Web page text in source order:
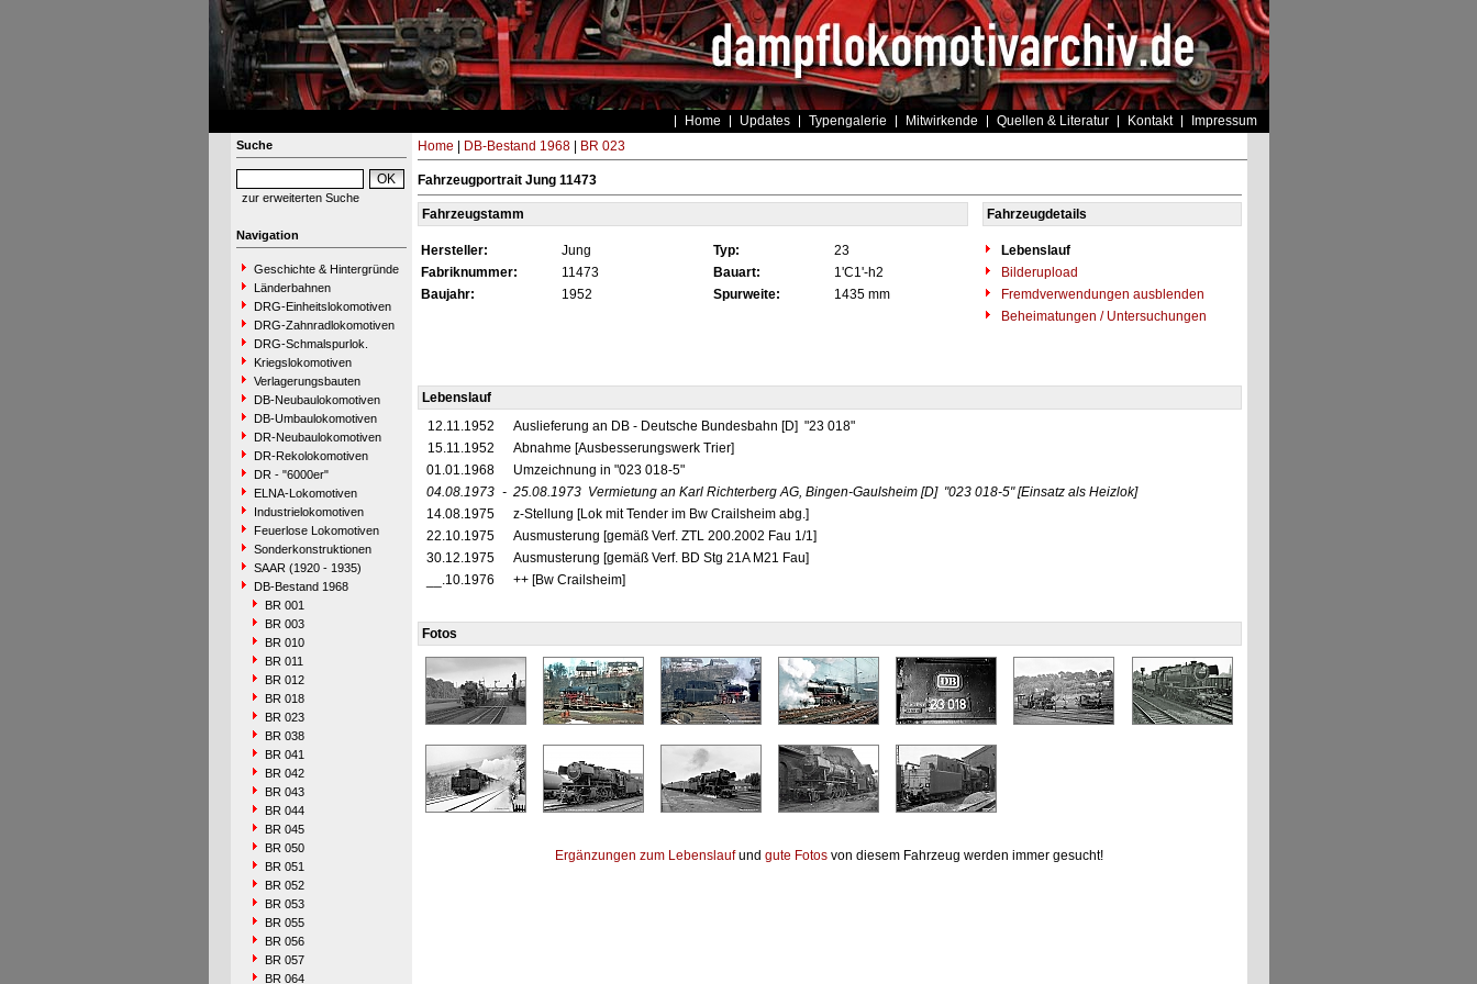
Home Updates Typengalerie Mitwirkende Quellen & Literatur Kontakt Impressum
Suche
zur erweiterten Suche
Navigation
Geschichte & Hintergründe
Länderbahnen
DRG-Einheitslokomotiven
DRG-Zahnradlokomotiven
DRG-Schmalspurlok.
Kriegslokomotiven
Verlagerungsbauten
DB-Neubaulokomotiven
DB-Umbaulokomotiven
DR-Neubaulokomotiven
DR-Rekolokomotiven
DR - "6000er"
ELNA-Lokomotiven
Industrielokomotiven
Feuerlose Lokomotiven
Sonderkonstruktionen
SAAR (1920 - 1935)
DB-Bestand 1968
BR 001
BR 003
BR 010
BR 011
BR 012
BR 018
BR 023
BR 038
BR 041
BR 042
BR 043
BR 044
BR 045
BR 050
BR 051
BR 052
BR 053
BR 055
BR 056
BR 057
BR 064
Home DB-Bestand 1968| BR 023
Fahrzeugportrait Jung 11473
Fahrzeugstamm Fahrzeugdetails
Hersteller: Jung Typ: 23
Lebenslauf
Fabriknummer:
11473 Bauart: 1'C1'-h2
Bilderupload
Baujahr:
1952 Spurweite: 1435 mm
Fremdverwendungen ausblenden
Beheimatungen / Untersuchungen
Lebenslauf
12.11.1952
Auslieferung an DB - Deutsche Bundesbahn [D] "23 018"
15.11.1952
Abnahme [Ausbesserungswerk Trier]
01.01.1968
Umzeichnung in "023 018-5"
04.08.1973 - 25.08.1973 Vermietung an Karl Richterberg AG, Bingen-Gaulsheim [D] "023 018-5" [Einsatz als Heizlok]
14.08.1975
z-Stellung [Lok mit Tender im Bw Crailsheim abg.]
22.10.1975
Ausmusterung [gemäß Verf. ZTL 200.2002 Fau 1/1]
30.12.1975
Ausmusterung [gemäß Verf. BD Stg 21A M21 Fau]
__.10.1976
++ [Bw Crailsheim]
Fotos
Ergänzungen zum Lebenslaufund gute Fotos von diesem Fahrzeug werden immer gesucht!